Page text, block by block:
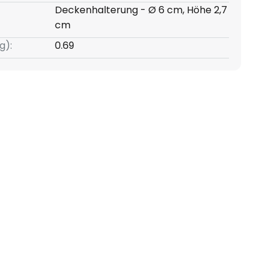
Deckenhalterung - Ø 6 cm, Höhe 2,7
cm
0.69